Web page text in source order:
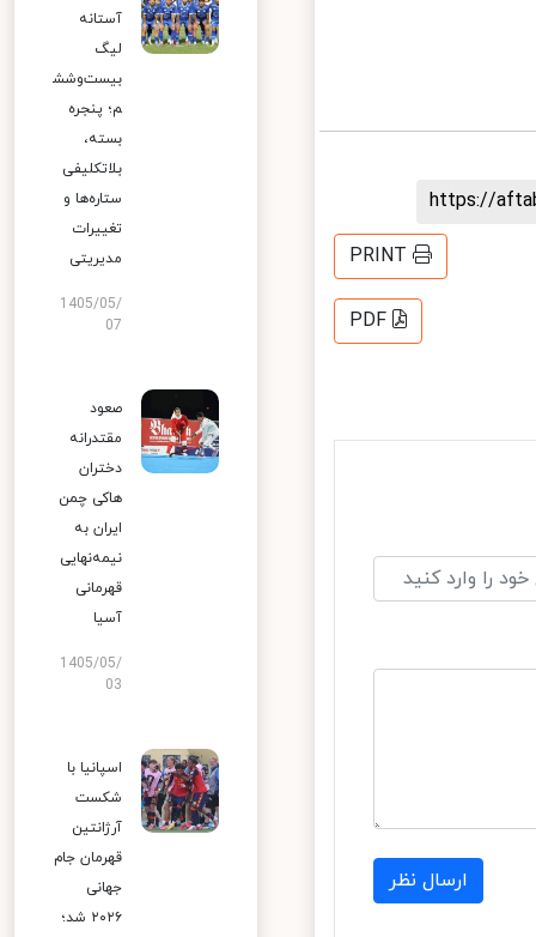
https://
PRINT
PDF
ارسال نظر
آستانه
لیگ
بیست‌وشش
م؛ پنجره
بسته،
بلاتکلیفی
ستاره‌ها و
تغییرات
مدیریتی
1405/05/
07
صعود
مقتدرانه
دختران
هاکی چمن
ایران به
نیمه‌نهایی
قهرمانی
آسیا
1405/05/
03
اسپانیا با
شکست
آرژانتین
قهرمان جام
جهانی
۲۰۲۶ شد؛